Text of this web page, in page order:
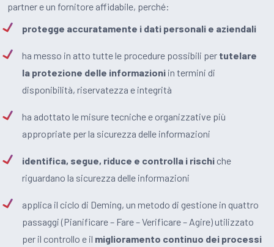
partner e un fornitore affidabile, perché:
protegge accuratamente i dati personali e aziendali
ha messo in atto tutte le procedure possibili per tutelare
la protezione delle informazioni in termini di
disponibilità, riservatezza e integrità
ha adottato le misure tecniche e organizzative più
appropriate per la sicurezza delle informazioni
identifica, segue, riduce e controlla i rischi che
riguardano la sicurezza delle informazioni
applica il ciclo di Deming, un metodo di gestione in quattro
passaggi (Pianificare – Fare – Verificare – Agire) utilizzato
per il controllo e il miglioramento continuo dei processi